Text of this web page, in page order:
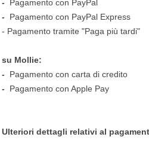
- Pagamento con PayPal
- Pagamento con PayPal Express
- Pagamento tramite "Paga più tardi"
su Mollie:
- Pagamento con carta di credito
- Pagamento con Apple Pay
Ulteriori dettagli relativi al